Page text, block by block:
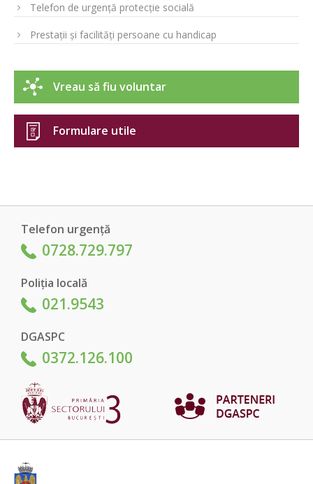
Telefon de urgență protecție socială
Prestații și facilități persoane cu handicap
Vreau să fiu voluntar
Formulare utile
Telefon urgență
0728.729.797
Poliția locală
021.9543
DGASPC
0372.126.100